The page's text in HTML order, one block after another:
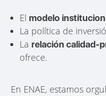
Elmodelo
La política de
Larelación calidad-
ofrece.
En ENAE, estamos